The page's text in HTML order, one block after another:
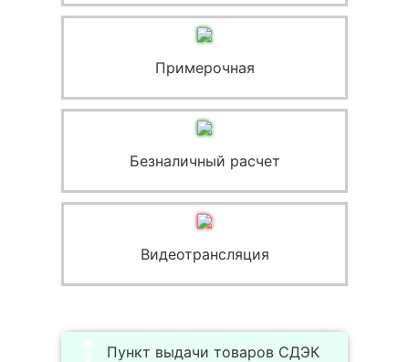
Примерочная
Безналичный расчет
Видеотрансляция
Пункт выдачи товаров СДЭК